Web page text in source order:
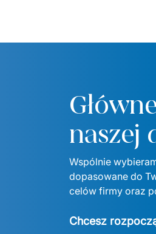
naszej
Wspólnie
dopasowane do
celów firmy oraz
Chcesz